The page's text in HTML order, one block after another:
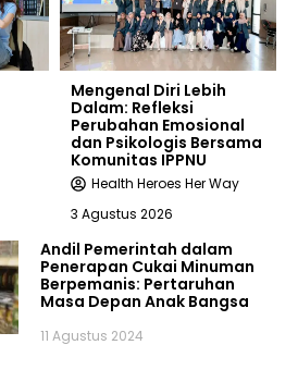
Mengenal Diri Lebih
Dalam: Refleksi
Perubahan Emosional
dan Psikologis Bersama
Komunitas IPPNU
Health Heroes Her Way
3 Agustus 2026
Andil Pemerintah dalam
Penerapan Cukai Minuman
Berpemanis: Pertaruhan
Masa Depan Anak Bangsa
11 Agustus 2024